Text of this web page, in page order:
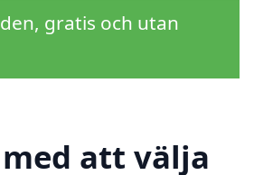
gratis och utan
att välja